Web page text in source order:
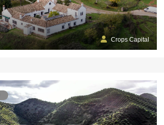
Crops Capital